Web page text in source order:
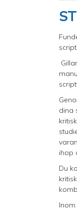
dina
ihop
Du